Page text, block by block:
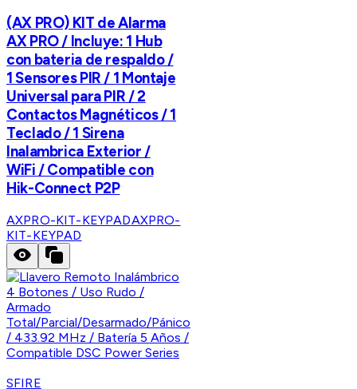
(AX PRO) KIT de Alarma
AX PRO / Incluye: 1 Hub
con bateria de respaldo /
1 Sensores PIR / 1 Montaje
Universal para PIR / 2
Contactos Magnéticos / 1
Teclado / 1 Sirena
Inalambrica Exterior /
WiFi / Compatible con
Hik-Connect P2P
AXPRO-KIT-KEYPADAXPRO-
KIT-KEYPAD
SFIRE